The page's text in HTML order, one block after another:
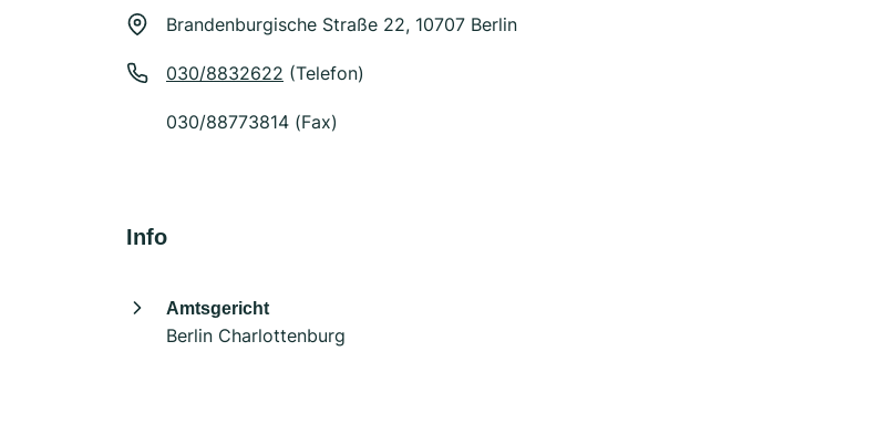
Brandenburgische Straße 22, 10707 Berlin
030/8832622 (Telefon)
030/88773814 (Fax)
Info
Amtsgericht
Berlin Charlottenburg